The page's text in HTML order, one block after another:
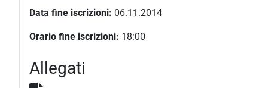
Data fine iscrizioni: 06.11.2014
Orario fine iscrizioni: 18:00
Allegati